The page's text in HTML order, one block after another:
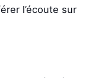
l’écoute sur